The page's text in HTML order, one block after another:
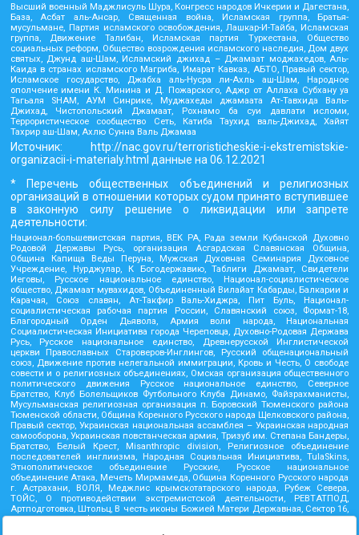
Высший военный Маджлисуль Шура, Конгресс народов Ичкерии и Дагестана,
База, Асбат аль-Ансар, Священная война, Исламская группа, Братья-
мусульмане, Партия исламского освобождения, Лашкар-И-Тайба, Исламская
группа, Движение Талибан, Исламская партия Туркестана, Общество
социальных реформ, Общество возрождения исламского наследия, Дом двух
святых, Джунд аш-Шам, Исламский джихад – Джамаат моджахедов, Аль-
Каида в странах исламского Магриба, Имарат Кавказ, АБТО, Правый сектор,
Исламское государство, Джабха аль-Нусра ли-Ахль аш-Шам, Народное
ополчение имени К. Минина и Д. Пожарского, Аджр от Аллаха Субхану уа
Тагьаля SHAM, АУМ Синрике, Муджахеды джамаата Ат-Тавхида Валь-
Джихад, Чистопольский Джамаат, Рохнамо ба суи давлати исломи,
Террористическое сообщество Сеть, Катиба Таухид валь-Джихад, Хайят
Тахрир аш-Шам, Ахлю Сунна Валь Джамаа
Источник: http://nac.gov.ru/terroristicheskie-i-ekstremistskie-
organizacii-i-materialy.html данные на 06.12.2021
* Перечень общественных объединений и религиозных
организаций в отношении которых судом принято вступившее
в законную силу решение о ликвидации или запрете
деятельности:
Национал-большевистская партия, ВЕК РА, Рада земли Кубанской Духовно
Родовой Державы Русь, организация Асгардская Славянская Община,
Община Капища Веды Перуна, Мужская Духовная Семинария Духовное
Учреждение, Нурджулар, К Богодержавию, Таблиги Джамаат, Свидетели
Иеговы, Русское национальное единство, Национал-социалистическое
общество, Джамаат мувахидов, Объединенный Вилайат Кабарды, Балкарии и
Карачая, Союз славян, Ат-Такфир Валь-Хиджра, Пит Буль, Национал-
социалистическая рабочая партия России, Славянский союз, Формат-18,
Благородный Орден Дьявола, Армия воли народа, Национальная
Социалистическая Инициатива города Череповца, Духовно-Родовая Держава
Русь, Русское национальное единство, Древнерусской Инглистической
церкви Православных Староверов-Инглингов, Русский общенациональный
союз, Движение против нелегальной иммиграции, Кровь и Честь, О свободе
совести и о религиозных объединениях, Омская организация общественного
политического движения Русское национальное единство, Северное
Братство, Клуб Болельщиков Футбольного Клуба Динамо, Файзрахманисты,
Мусульманская религиозная организация п. Боровский Тюменского района
Тюменской области, Община Коренного Русского народа Щелковского района,
Правый сектор, Украинская национальная ассамблея – Украинская народная
самооборона, Украинская повстанческая армия, Тризуб им. Степана Бандеры,
Братство, Белый Крест, Misanthropic division, Религиозное объединение
последователей инглиизма, Народная Социальная Инициатива, TulaSkins,
Этнополитическое объединение Русские, Русское национальное
объединение Атака, Мечеть Мирмамеда, Община Коренного Русского народа
г. Астрахани, ВОЛЯ, Меджлис крымскотатарского народа, Рубеж Севера,
ТОЙС, О противодействии экстремистской деятельности, РЕВТАТПОД,
Артподготовка, Штольц, В честь иконы Божией Матери Державная, Сектор 16,
Независимость, Фирма, Молодежная правозащитная группа МПГ, Курсом